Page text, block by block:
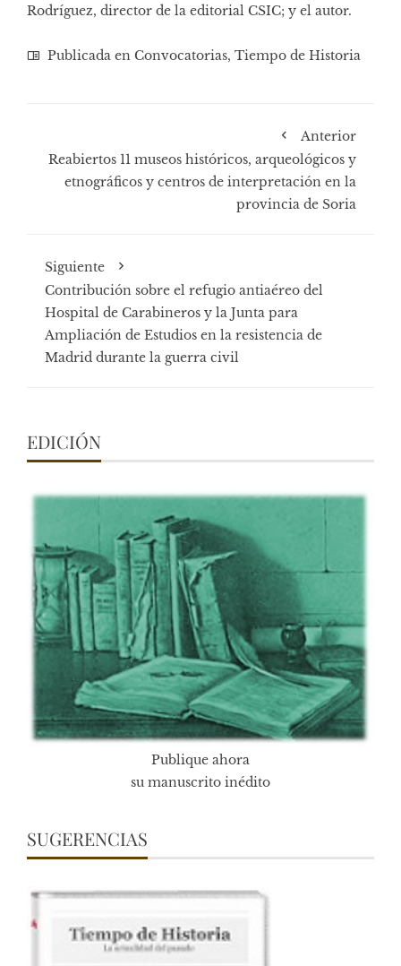
Rodríguez, director de la editorial CSIC; y el autor.
Publicada en Convocatorias, Tiempo de Historia
Anterior
Reabiertos 11 museos históricos, arqueológicos y
etnográficos y centros de interpretación en la
provincia de Soria
Siguiente
Contribución sobre el refugio antiaéreo del
Hospital de Carabineros y la Junta para
Ampliación de Estudios en la resistencia de
Madrid durante la guerra civil
EDICIÓN
Publique ahora
su manuscrito inédito
SUGERENCIAS